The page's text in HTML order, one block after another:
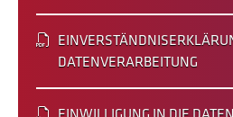
DATENVERARBEITUNG